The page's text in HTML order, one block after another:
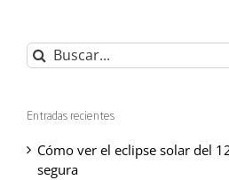
Buscar:
Entradas recientes
Cómo ver el eclipse solar del
segura